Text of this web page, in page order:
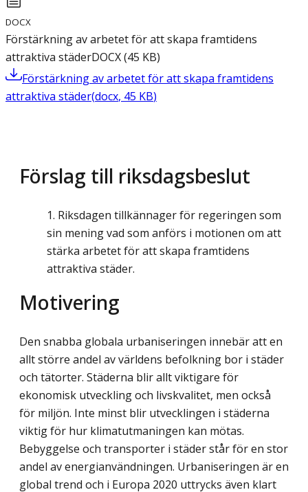
DOCX
Förstärkning av arbetet för att skapa framtidens
attraktiva städerDOCX(45 KB)
Förstärkning av arbetet för att skapa framtidens
attraktiva städer(docx, 45 KB)
Förslag till riksdagsbeslut
Riksdagen tillkännager för regeringen som
sin mening vad som anförs i motionen om att
stärka arbetet för att skapa framtidens
attraktiva städer.
Motivering
Den snabba globala urbaniseringen innebär att en
allt större andel av världens befolkning bor i städer
och tätorter. Städerna blir allt viktigare för
ekonomisk utveckling och livskvalitet, men också
för miljön. Inte minst blir utvecklingen i städerna
viktig för hur klimatutmaningen kan mötas.
Bebyggelse och transporter i städer står för en stor
andel av energianvändningen. Urbaniseringen är en
global trend och i Europa 2020 uttrycks även klart